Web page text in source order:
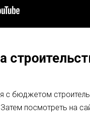
с бюджетом
посмотреть на